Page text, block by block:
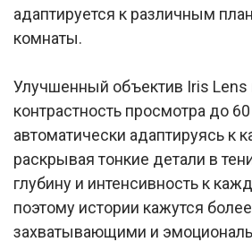
адаптируется к различным
комнаты.
Улучшенный объектив Iris
контрастность просмотра до
автоматически адаптируясь к
раскрывая тонкие детали в
глубину и интенсивность к
поэтому истории кажутся более
захватывающими и